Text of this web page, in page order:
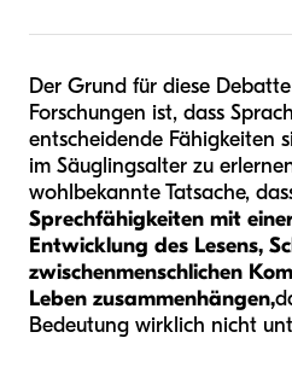
Der Grund für diese
Forschungen ist, dass
entscheidende Fähigkeiten
im Säuglingsalter zu
wohlbekannte Tatsache,
Sprechfähigkeiten mit
Entwicklung des Lesens,
zwischenmenschlichen
Leben zusammenhängen,
Bedeutung wirklich nicht